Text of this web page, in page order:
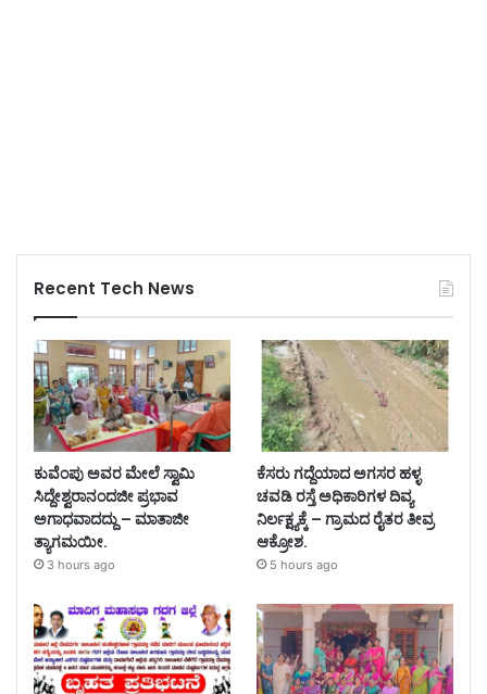
Recent Tech News
ಕುವೆಂಪು ಅವರ ಮೇಲೆ ಸ್ವಾಮಿ
ಸಿದ್ದೇಶ್ವರಾನಂದಜೀ ಪ್ರಭಾವ
ಅಗಾಧವಾದದ್ದು – ಮಾತಾಜೀ
ತ್ಯಾಗಮಯೀ.
3 hours ago
ಕೆಸರು ಗದ್ದೆಯಾದ ಅಗಸರ ಹಳ್ಳ
ಚವಡಿ ರಸ್ತೆ ಅಧಿಕಾರಿಗಳ ದಿವ್ಯ
ನಿರ್ಲಕ್ಷ್ಯಕ್ಕೆ – ಗ್ರಾಮದ ರೈತರ ತೀವ್ರ
ಆಕ್ರೋಶ.
5 hours ago